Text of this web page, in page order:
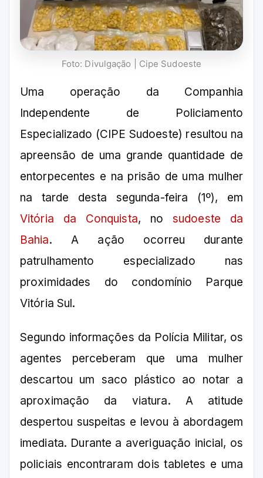
Foto: Divulgação | Cipe Sudoeste
Uma operação da Companhia
Independente de Policiamento
Especializado (CIPE Sudoeste) resultou na
apreensão de uma grande quantidade de
entorpecentes e na prisão de uma mulher
na tarde desta segunda-feira (1º), em
Vitória da Conquista, nosudoeste da
Bahia. A ação ocorreu durante
patrulhamento especializado nas
proximidades do condomínio Parque
Vitória Sul.
Segundo informações da Polícia Militar, os
agentes perceberam que uma mulher
descartou um saco plástico ao notar a
aproximação da viatura. A atitude
despertou suspeitas e levou à abordagem
imediata. Durante a averiguação inicial, os
policiais encontraram dois tabletes e uma